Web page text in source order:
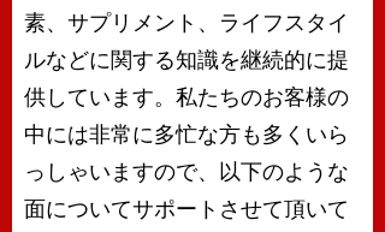
素、サプリメント、ライフスタイ
ルなどに関する知識を継続的に提
供しています。私たちのお客様の
中には非常に多忙な方も多くいら
っしゃいますので、以下のような
面についてサポートさせて頂いて